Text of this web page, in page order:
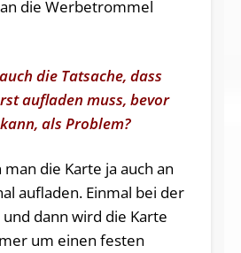
die Werbetrommel
die Tatsache, dass
aufladen muss, bevor
als Problem?
die Karte ja auch an
aufladen. Einmal bei der
dann wird die Karte
um einen festen